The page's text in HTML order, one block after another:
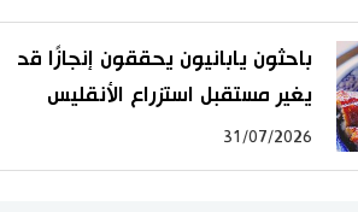
باحثون يابانيون يحققون إنجازًا قد
يغير مستقبل استزراع الأنقليس
31/07/2026